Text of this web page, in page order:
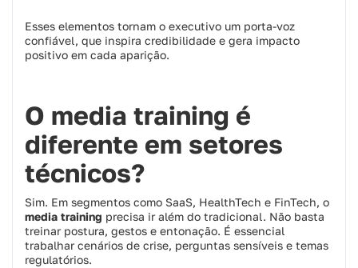
Esses elementos tornam o executivo um porta-voz
confiável, que inspira credibilidade e gera impacto
positivo em cada aparição.
O media training é
diferente em setores
técnicos?
Sim. Em segmentos como SaaS, HealthTech e FinTech, o
media training precisa ir além do tradicional. Não basta
treinar postura, gestos e entonação. É essencial
trabalhar cenários de crise, perguntas sensíveis e temas
regulatórios.